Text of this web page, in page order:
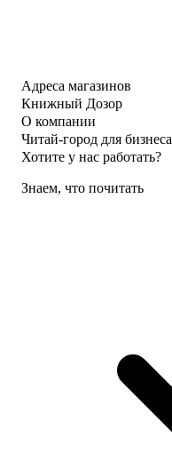
Адреса магазинов
Книжный Дозор
О компании
Читай-город для бизнеса
Хотите у нас работать?
Знаем, что почитать